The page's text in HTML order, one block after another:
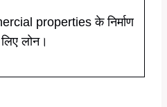
properties के निर्माण
लोन।